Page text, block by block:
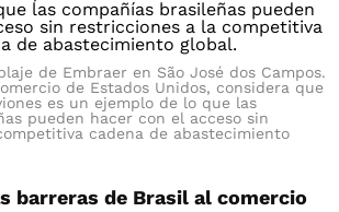
de Embraer en São José dos Campos.
de Estados Unidos, considera que
es un ejemplo de lo que las
pueden hacer con el acceso sin
cadena de abastecimiento
barreras de Brasil al comercio